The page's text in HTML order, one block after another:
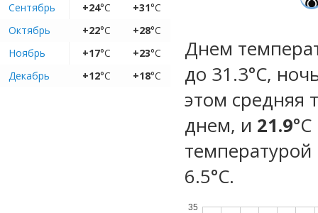
Сентябрь
+24°C +31°C
Октябрь
+22°C +28°C
Ноябрь
+17°C +23°C
Декабрь
+12°C +18°C
Днем
до 31.3°C,
этом средняя
днем, и 21.9
температурой
6.5°С.
35